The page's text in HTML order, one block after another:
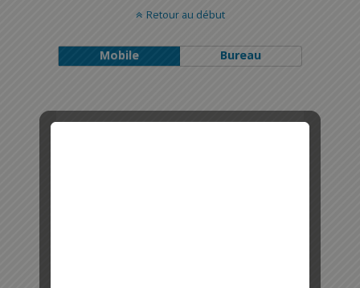
Retour au début
Mobile Bureau